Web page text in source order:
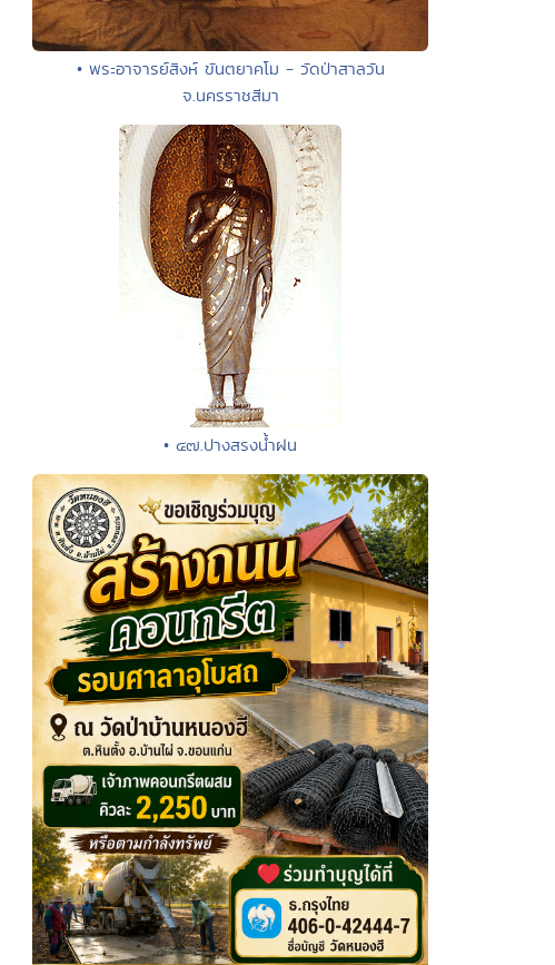
• พระอาจารย์สิงห์ ขันตยาคโม - วัดป่าสาลวัน
จ.นครราชสีมา
• ๔๗.ปางสรงน้ำฝน